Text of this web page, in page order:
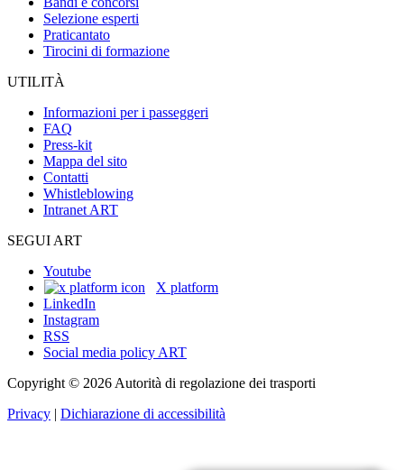
Selezione esperti
Praticantato
Tirocini di formazione
UTILITÀ
Informazioni per i passeggeri
FAQ
Press-kit
Mappa del sito
Contatti
Whistleblowing
Intranet ART
SEGUI ART
Youtube
X platform
LinkedIn
Instagram
RSS
Social media policy ART
Copyright © 2026 Autorità di regolazione dei trasporti
Privacy | Dichiarazione di accessibilità